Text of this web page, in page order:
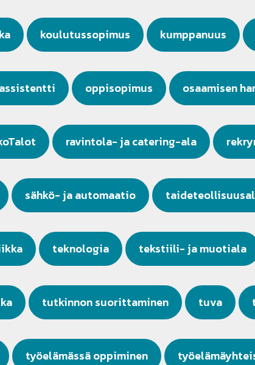
koulutussopimus kumppanuus
oppisopimus osaamisen
ravintola- ja catering-ala
sähkö- ja automaatio
teknologia tekstiili- ja muotiala
tutkinnon suorittaminen tuva
työelämässä oppiminen